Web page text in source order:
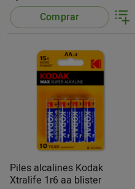
Comprar
Piles alcalines Kodak
Xtralife 1r6 aa blister